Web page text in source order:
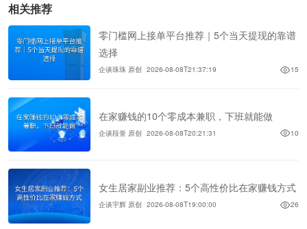
相关推荐
零门槛网上接单平台推荐｜5个当天提现的靠谱
选择
企谈珠珠 原创 2026-08-08T21:37:19 15
在家赚钱的10个零成本兼职，下班就能做
企谈段誉 原创 2026-08-08T20:21:31 10
女生居家副业推荐：5个高性价比在家赚钱方式
企谈宇辉 原创 2026-08-08T19:00:00 26